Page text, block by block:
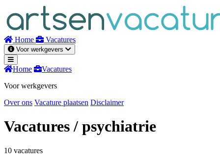
inhoud
Home Vacatures
Voor werkgevers
Home
Vacatures
Voor werkgevers
Over ons Vacature plaatsen Disclaimer
Vacatures/ psychiatrie
10 vacatures